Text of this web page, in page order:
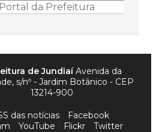
de JundiaíAvenida da
s/nº - Jardim Botânico - CEP
13214-900
das notícias
Facebook
YouTube Flickr Twitter